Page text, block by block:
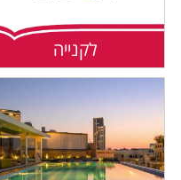
לקנייה